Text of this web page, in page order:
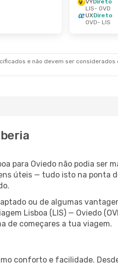
VYDireto
LIS- OVD
UXDireto
OVD- LIS
e não devem ser considerados
para Oviedo não podia ser
úteis — tudo isto na ponta
ou de algumas
Lisboa (LIS) — Oviedo
de começares a tua viagem.
conforto e facilidade.